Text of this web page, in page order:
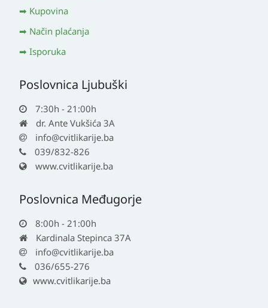
Kupovina
Način plaćanja
Isporuka
Poslovnica Ljubuški
7:30h - 21:00h
dr. Ante Vukšića 3A
info@cvitlikarije.ba
039/832-826
www.cvitlikarije.ba
Poslovnica Međugorje
8:00h - 21:00h
Kardinala Stepinca 37A
info@cvitlikarije.ba
036/655-276
www.cvitlikarije.ba